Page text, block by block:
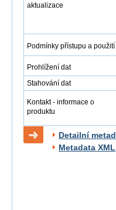
aktualizace
Podmínky přístupu a použití
Prohlížení dat
Stahování dat
Kontakt - informace o
produktu
Detailní
Metadata XML